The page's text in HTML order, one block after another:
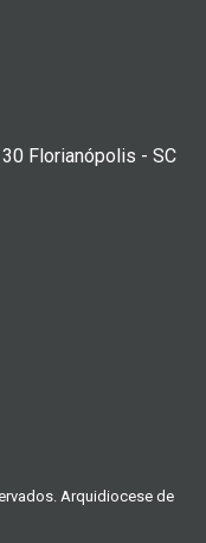
Florianópolis - SC
Arquidiocese de